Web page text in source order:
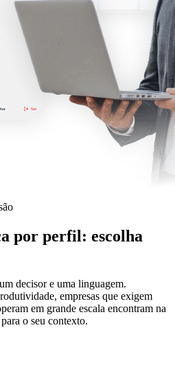
por perfil: escolha
decisor e uma linguagem.
empresas que exigem
em grande escala encontram na
o seu contexto.